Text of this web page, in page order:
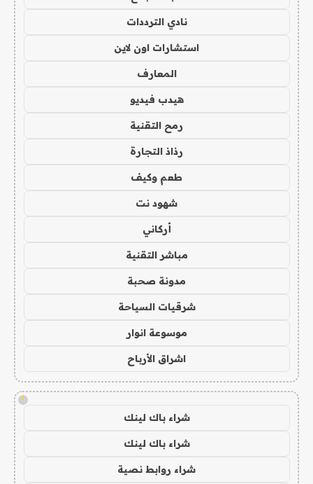
نادي الترددات
استشارات اون لاين
المعارف
هيدب فيديو
رمح التقنية
رذاذ التجارة
طعم وكيف
شهود نت
أركاني
مباشر التقنية
مدونة صحبة
شرقيات السياحة
موسوعة انوار
اشراق الأرباح
!
شراء باك لينك
شراء باك لينك
شراء روابط نصية